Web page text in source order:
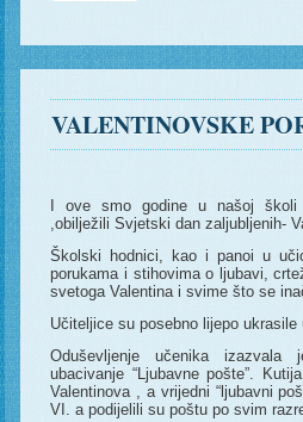
VALENTINOVSKE
I ove smo godine u našoj
,obilježili Svjetski dan zaljubljenih-
Školski hodnici, kao i panoi u
porukama i stihovima o ljubavi,
svetoga Valentina i svime što se
Učiteljice su posebno lijepo ukrasile
Oduševljenje učenika
ubacivanje “Ljubavne pošte”.
Valentinova , a vrijedni “ljubavni
VI. a podijelili su poštu po svim